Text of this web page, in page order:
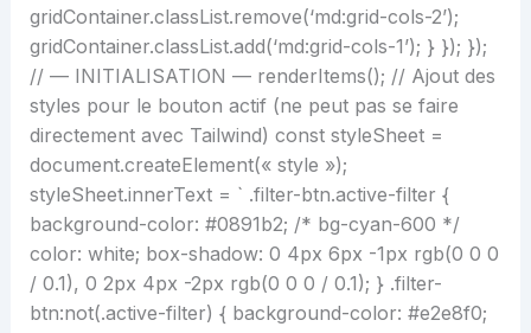
gridContainer.classList.remove(‘md:grid-cols-2’);
gridContainer.classList.add(‘md:grid-cols-1’); } }); });
// — INITIALISATION — renderItems(); // Ajout des
styles pour le bouton actif (ne peut pas se faire
directement avec Tailwind) const styleSheet =
document.createElement(« style »);
styleSheet.innerText = ` .filter-btn.active-filter {
background-color: #0891b2; /* bg-cyan-600 */
color: white; box-shadow: 0 4px 6px -1px rgb(0 0 0
/ 0.1), 0 2px 4px -2px rgb(0 0 0 / 0.1); } .filter-
btn:not(.active-filter) { background-color: #e2e8f0;